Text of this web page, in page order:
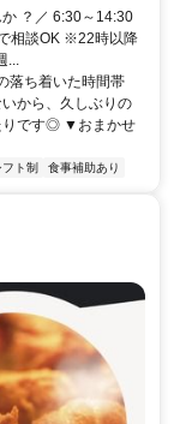
？／ 6:30～14:30
相談OK ※22時以降
落ち着いた時間帯
から、久しぶりの
りです◎ ▼おまかせ
フト制 食事補助あり